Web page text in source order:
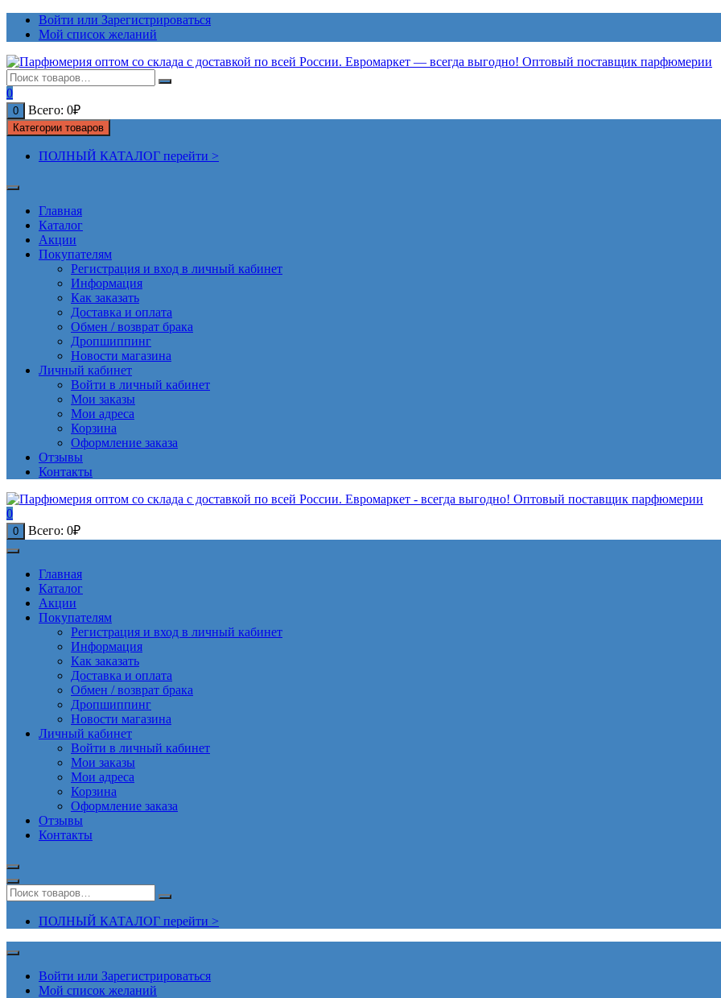
ПерейтиВойти или Зарегистрироваться
Мой список желаний
0
0 Всего: 0₽
Категории товаров
ПОЛНЫЙ КАТАЛОГ перейти >
Главная
Каталог
Акции
Покупателям
Регистрация и вход в личный кабинет
Информация
Как заказать
Доставка и оплата
Обмен / возврат брака
Дропшиппинг
Новости магазина
Личный кабинет
Войти в личный кабинет
Мои заказы
Мои адреса
Корзина
Оформление заказа
Отзывы
Контакты
0
0 Всего: 0₽
Главная
Каталог
Акции
Покупателям
Регистрация и вход в личный кабинет
Информация
Как заказать
Доставка и оплата
Обмен / возврат брака
Дропшиппинг
Новости магазина
Личный кабинет
Войти в личный кабинет
Мои заказы
Мои адреса
Корзина
Оформление заказа
Отзывы
Контакты
ПОЛНЫЙ КАТАЛОГ перейти >
Войти или Зарегистрироваться
Мой список желаний